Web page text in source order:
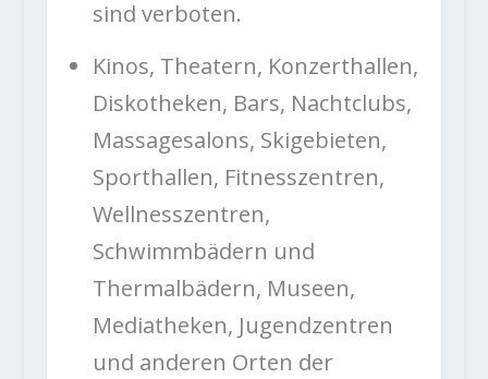
sind verboten.
Kinos, Theatern, Konzerthallen,
Diskotheken, Bars, Nachtclubs,
Massagesalons, Skigebieten,
Sporthallen, Fitnesszentren,
Wellnesszentren,
Schwimmbädern und
Thermalbädern, Museen,
Mediatheken, Jugendzentren
und anderen Orten der